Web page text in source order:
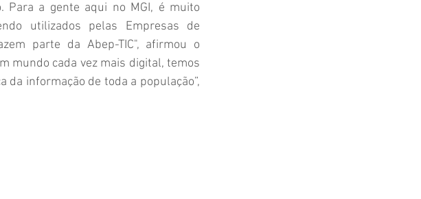
Para a gente aqui no MGI, é muito
utilizados pelas Empresas de
parte da Abep-TIC", afirmou o
mundo cada vez mais digital, temos
informação de toda a população”,